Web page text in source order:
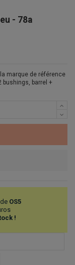
- 78a
marque de référence
bushings, barrel +
OS5
!